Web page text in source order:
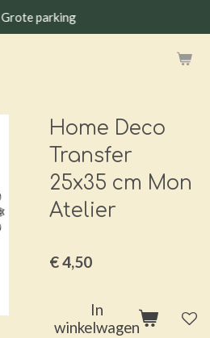
Grote parking
Home Deco
Transfer
25x35 cm Mon
Atelier
€ 4,50
In
winkelwagen